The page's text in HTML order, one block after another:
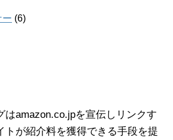
ー (6)
はamazon.co.jpを宣伝しリンクす
トが紹介料を獲得できる手段を提